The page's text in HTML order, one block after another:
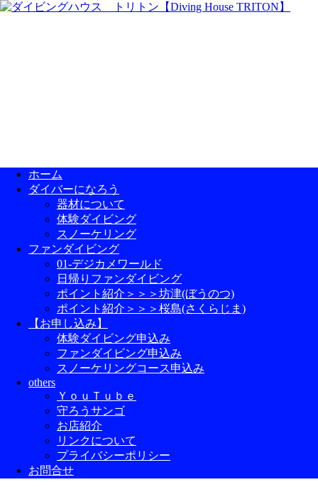
ホーム
ダイバーになろう
器材について
体験ダイビング
スノーケリング
ファンダイビング
01-デジカメワールド
日帰りファンダイビング
ポイント紹介＞＞＞坊津(ぼうのつ)
ポイント紹介＞＞＞桜島(さくらじま)
【お申し込み】
体験ダイビング申込み
ファンダイビング申込み
スノーケリングコース申込み
others
ＹｏｕＴｕｂｅ
守ろうサンゴ
お店紹介
リンクについて
プライバシーポリシー
お問合せ